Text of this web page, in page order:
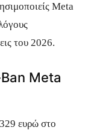
Meta
του 2026.
Ban Meta
ευρώ στο